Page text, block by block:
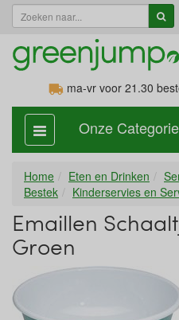
ma-vr voor 21.30
categorie
aan,
Onze
Home Eten en Drinken
Bestek
Kinderservies en
Emaillen
Groen